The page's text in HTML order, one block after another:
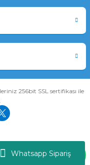
Whatsapp Sipariş
256bit SSL sertifikası ile